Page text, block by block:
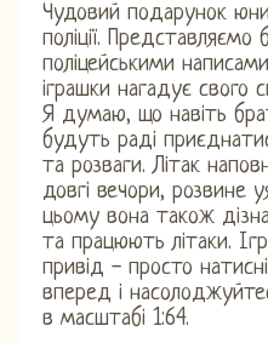
Чудовий подарунок
поліції. Представляємо
поліцейськими
іграшки нагадує свого
Я думаю, що навіть
будуть раді
та розваги. Літак
довгі вечори, розвине
цьому вона також
та працюють літаки.
привід - просто
вперед і
в масштабі 1:64.